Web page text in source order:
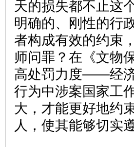
天的损失都不止这
明确的、刚性的行
者构成有效的约束
师问罪？在《文物
高处罚力度——经
行为中涉案国家工
大，才能更好地约
人，使其能够切实